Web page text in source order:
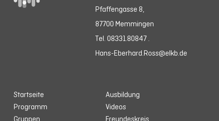
Pfaffengasse 8,
87700 Memmingen
Tel. 08331.80847 .
Hans-Eberhard.Ross@elkb.de
Startseite
Programm
Gruppen
Ausbildung
Videos
Freundeskreis